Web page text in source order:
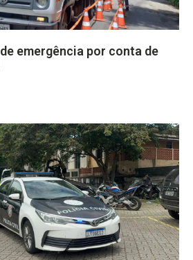
emergência por conta de